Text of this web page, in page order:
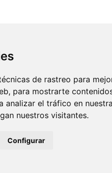
de rastreo para
para mostrarte
analizar el tráfico en
nuestros visitantes.
Configurar